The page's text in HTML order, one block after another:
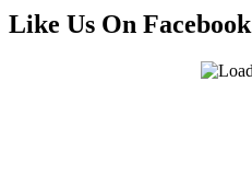
Like Us On Facebook